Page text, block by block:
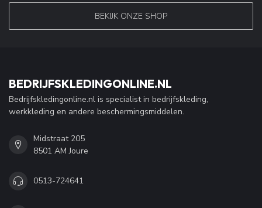
BEKIJK ONZE SHOP
BEDRIJFSKLEDINGONLINE.NL
Bedrijfskledingonline.nl is specialist in bedrijfskleding,
werkkleding en andere beschermingsmiddelen.
Midstraat 205
8501 AM Joure
0513-724641